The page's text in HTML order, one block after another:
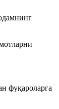
фуқароларга